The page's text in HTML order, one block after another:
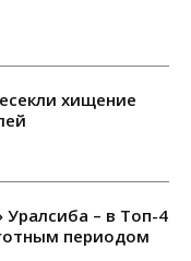
хищение
– в Топ-4
периодом